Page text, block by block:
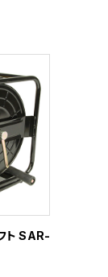
ト SAR-